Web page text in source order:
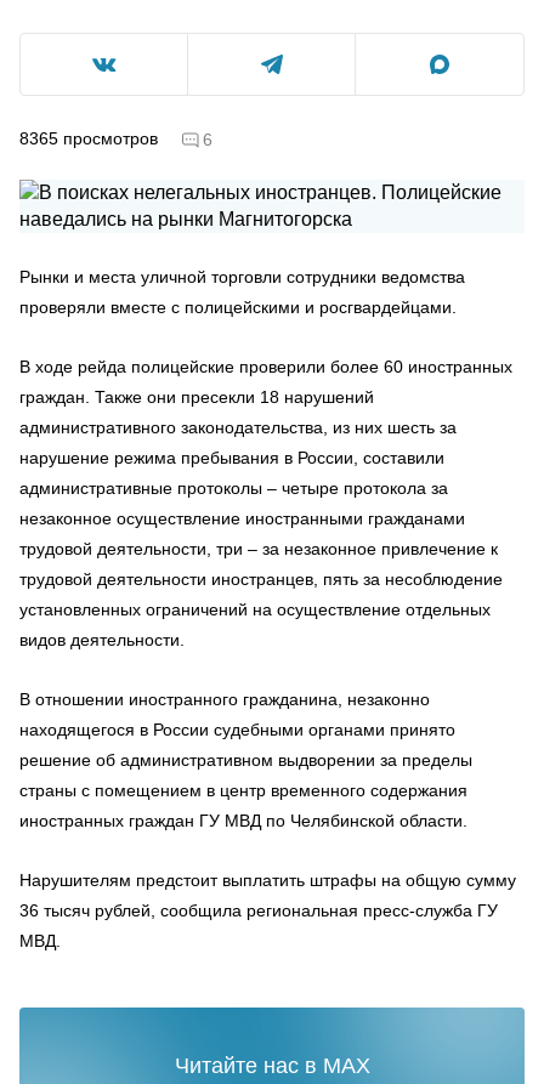
8365 просмотров 6
Рынки и места уличной торговли сотрудники ведомства
проверяли вместе с полицейскими и росгвардейцами.
В ходе рейда полицейские проверили более 60 иностранных
граждан. Также они пресекли 18 нарушений
административного законодательства, из них шесть за
нарушение режима пребывания в России, составили
административные протоколы – четыре протокола за
незаконное осуществление иностранными гражданами
трудовой деятельности, три – за незаконное привлечение к
трудовой деятельности иностранцев, пять за несоблюдение
установленных ограничений на осуществление отдельных
видов деятельности.
В отношении иностранного гражданина, незаконно
находящегося в России судебными органами принято
решение об административном выдворении за пределы
страны с помещением в центр временного содержания
иностранных граждан ГУ МВД по Челябинской области.
Нарушителям предстоит выплатить штрафы на общую сумму
36 тысяч рублей, сообщила региональная пресс-служба ГУ
МВД.
Читайте нас в MAX